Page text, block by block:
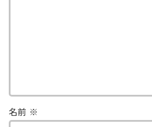
名前 ※